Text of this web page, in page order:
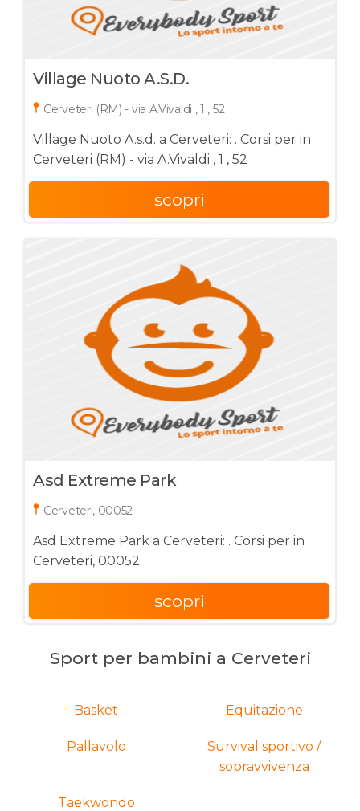
Village Nuoto A.s.d.
Cerveteri (RM) - via A.Vivaldi , 1 , 52
Village Nuoto A.s.d. a Cerveteri: . Corsi per in
Cerveteri (RM) - via A.Vivaldi , 1 , 52
scopri
Asd Extreme Park
Cerveteri, 00052
Asd Extreme Park a Cerveteri: . Corsi per in
Cerveteri, 00052
scopri
Sport per bambini a Cerveteri
Basket Equitazione
Pallavolo
Survival sportivo /
sopravvivenza
Taekwondo